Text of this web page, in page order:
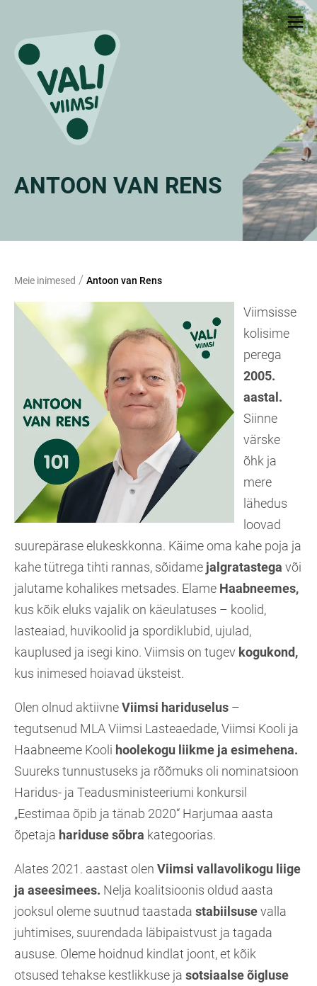
ANTOON VAN RENS
Meie inimesed / Antoon van Rens
Viimsisse
kolisime
perega
2005.
aastal.
Siinne
värske
õhk ja
mere
lähedus
loovad
suurepärase elukeskkonna. Käime oma kahe poja ja
kahe tütrega tihti rannas, sõidame jalgratastega või
jalutame kohalikes metsades. Elame Haabneemes,
kus kõik eluks vajalik on käeulatuses – koolid,
lasteaiad, huvikoolid ja spordiklubid, ujulad,
kauplused ja isegi kino. Viimsis on tugev kogukond,
kus inimesed hoiavad üksteist.
Olen olnud aktiivneViimsi hariduselus –
tegutsenud MLA Viimsi Lasteaedade, Viimsi Kooli ja
Haabneeme Kooli hoolekogu liikme ja esimehena.
Suureks tunnustuseks ja rõõmuks oli nominatsioon
Haridus- ja Teadusministeeriumi konkursil
„Eestimaa õpib ja tänab 2020“ Harjumaa aasta
õpetaja hariduse sõbra kategoorias.
Alates 2021. aastast olen Viimsi vallavolikogu liige
ja aseesimees. Nelja koalitsioonis oldud aasta
jooksul oleme suutnud taastada stabiilsusevalla
juhtimises, suurendada läbipaistvust ja tagada
aususe. Oleme hoidnud kindlat joont, et kõik
otsused tehakse kestlikkuse ja sotsiaalse õigluse